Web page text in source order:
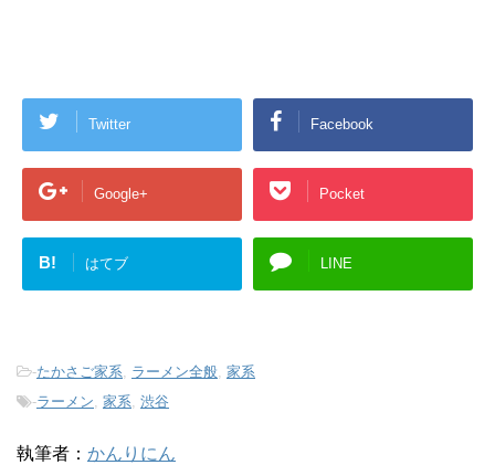
Twitter Facebook
Google+ Pocket
B! はてブ LINE
-たかさご家系 ラーメン全般 家系
-ラーメン 家系 渋谷
執筆者： かんりにん